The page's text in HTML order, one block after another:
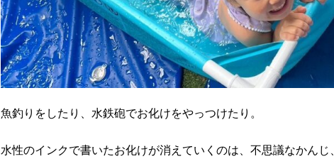
魚釣りをしたり、水鉄砲でお化けをやっつけたり。
水性のインクで書いたお化けが消えていくのは、不思議なかんじ